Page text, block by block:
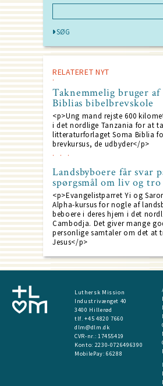
RELATERET NYT
Taknemmelig bruger af
Biblias bibelbrevskole
<p>Ung mand rejste 600
i det nordlige Tanzania for at
litteraturforlaget Soma Biblia
brevkursus, de udbyder</p>
Landsbyboere får svar
spørgsmål om liv og tro
<p>Evangelistparret Yi og
Alpha-kursus for nogle af
beboere i deres hjem i det
Cambodja. Det giver mange
personlige samtaler om det at
Jesus</p>
Luthersk Mission
Industrivænget 40
3400 Hillerød
tlf. +45 4820 7660
dlm@dlm.dk
CVR-nr.: 17455419
​Konto: 2230-0726496390
MobilePay:66288